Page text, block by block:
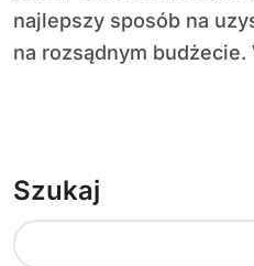
najlepszy sposób na
na rozsądnym budżecie.
Szukaj